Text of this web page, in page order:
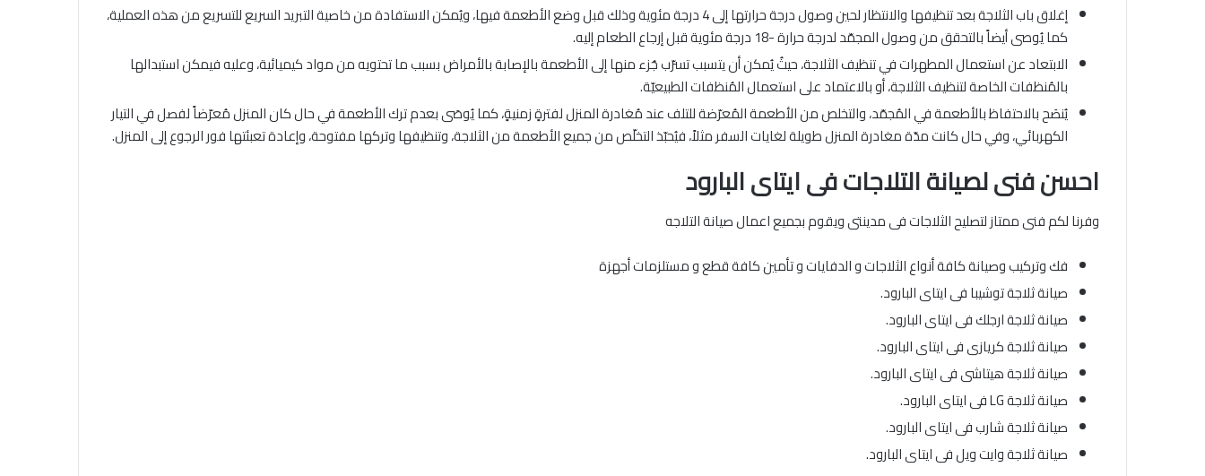
إغلاق باب الثلاجة بعد تنظيفها والانتظار لحين وصول درجة حرارتها إلى 4 درجة مئوية وذلك قبل وضع الأطعمة فيها، ويُمكن الاستفادة من خاصية التبريد السريع للتسريع من هذه العملية،
كما يُوصى أيضاً بالتحقق من وصول المجمّد لدرجة حرارة -18 درجة مئوية قبل إرجاع الطعام إليه.
الابتعاد عن استعمال المطهرات في تنظيف الثلاجة، حيثُ يُمكن أن يتسبب تسرّب جُزء منها إلى الأطعمة بالإصابة بالأمراض بسبب ما تحتويه من مواد كيميائية، وعليه فيمكن استبدالها
بالمُنظفات الخاصة لتنظيف الثلاجة، أو بالاعتماد على استعمال المُنظفات الطبيعيّة.
يُنصَح بالاحتفاظ بالأطعمة في المُجمّد، والتخلص من الأطعمة المُعرّضة للتلف عند مُغادرة المنزل لفترةٍ زمنيةٍ، كما يُوصَى بعدم ترك الأطعمة في حال كان المنزل مُعرّضاً لفصل في التيار
الكهربائي، وفي حال كانت مدّة مغادرة المنزل طويلة لغايات السفر مثلاً، فيُحبّذ التخلّص من جميع الأطعمة من الثلاجة، وتنظيفها وتركها مفتوحة، وإعادة تعبئتها فور الرجوع إلى المنزل.
احسن فنى لصيانة التلاجات فى ايتاى البارود
وفرنا لكم فنى ممتاز لتصليح الثلاجات فى مدينتى ويقوم بجميع اعمال صيانة التلاجه
فك وتركيب وصيانة كافة أنواع الثلاجات و الدفايات و تأمين كافة قطع و مستلزمات أجهزة
صيانة ثلاجة توشيبا فى ايتاى البارود.
صيانة ثلاجة ارجلك فى ايتاى البارود.
صيانة ثلاجة كريازى فى ايتاى البارود.
صيانة ثلاجة هيتاشى فى ايتاى البارود.
صيانة ثلاجة LG فى ايتاى البارود.
صيانة ثلاجة شارب فى ايتاى البارود.
صيانة ثلاجة وايت ويل فى ايتاى البارود.